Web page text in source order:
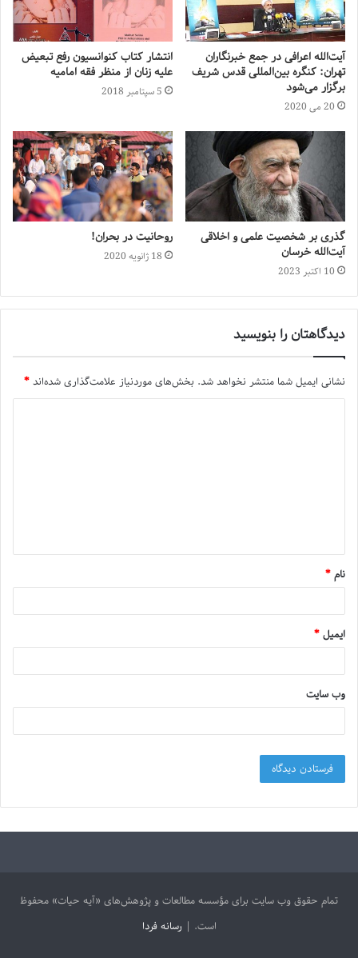
آیت‌الله اعرافی در جمع خبرنگاران
تهران: کنگره بین‌المللی قدس شریف
برگزار می‌شود
20 می 2020
انتشار کتاب کنوانسیون رفع تبعیض
علیه زنان از منظر فقه امامیه
5 سپتامبر 2018
گذری بر شخصیت علمی و اخلاقی
آیت‌الله خرسان
10 اکتبر 2023
روحانیت در بحران!
18 ژانویه 2020
دیدگاهتان را بنویسید
نشانی ایمیل شما منتشر نخواهد شد. بخش‌های موردنیاز علامت‌گذاری شده‌اند*
نام*
ایمیل*
وب‌ سایت
تمام حقوق وب سایت برای مؤسسه مطالعات و پژوهش‌های «آیه حیات» محفوظ
است. | رسانه فردا